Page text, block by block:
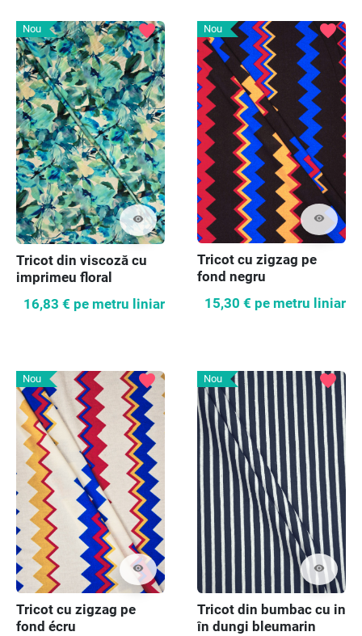
Nou
visibility
favorite
Tricot din viscoză cu
imprimeu floral
16,83 € pe metru liniar
Nou
visibility
favorite
Tricot cu zigzag pe
fond negru
15,30 € pe metru liniar
Nou
visibility
favorite
Tricot cu zigzag pe
fond écru
Nou
visibility
favorite
Tricot din bumbac cu in
în dungi bleumarin